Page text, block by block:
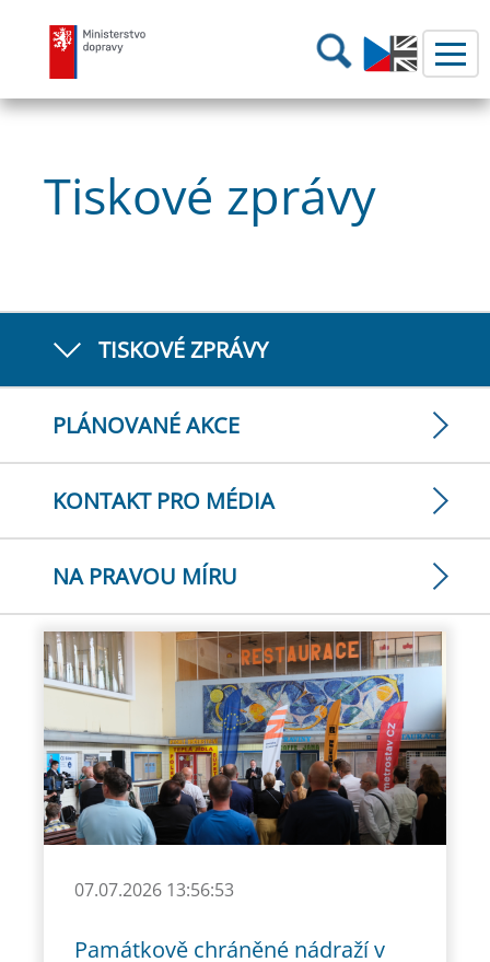
Ministerstvo dopravy Hledání
Tiskové zprávy
TISKOVÉ ZPRÁVY
PLÁNOVANÉ AKCE
KONTAKT PRO MÉDIA
NA PRAVOU MÍRU
07.07.2026 13:56:53
Památkově chráněné nádraží v